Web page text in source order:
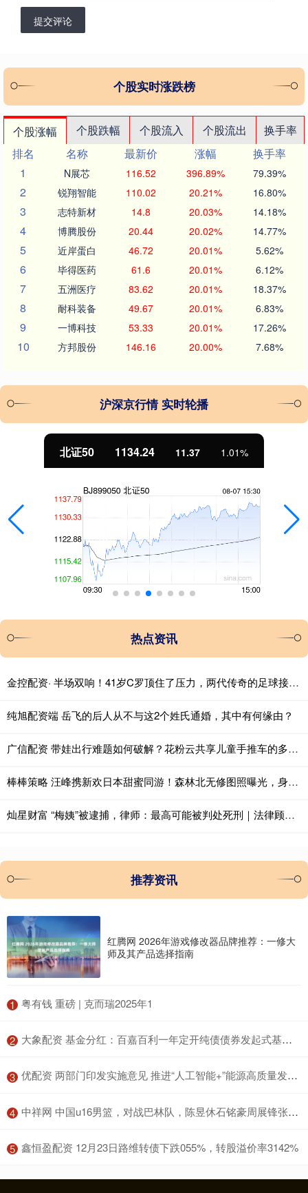
提交评论
个股实时涨跌榜
个股涨幅 个股跌幅 个股流入 个股流出
换手率
排名
名称 最新价 涨幅
换手率
1
N展芯 116.52 396.89% 79.39%
2 锐翔智能 110.02 20.21% 16.80%
3 志特新材 14.8 20.03% 14.18%
4 博腾股份 20.44 20.02% 14.77%
5 近岸蛋白 46.72 20.01% 5.62%
6 毕得医药 61.6 20.01% 6.12%
7 五洲医疗 83.62 20.01% 18.37%
8 耐科装备 49.67 20.01% 6.83%
9 一博科技 53.33 20.01% 17.26%
10 方邦股份 146.16 20.00% 7.68%
沪深京行情 实时轮播
北证50 1134.24 11.37 1.01%
热点资讯
金控配资· 半场双响！41岁C罗顶住了压力，两代传奇的足球接力，破60年纪录
纯旭配资端 岳飞的后人从不与这2个姓氏通婚，其中有何缘由？
广信配资 带娃出行难题如何破解？花粉云共享儿童手推车的多场景应用分析_服务_场所_家庭
棒棒策略 汪峰携新欢日本甜蜜同游！森林北无修图照曝光，身材比例引热议_网友_身高_cm
灿星财富 “梅姨”被逮捕，律师：最高可能被判处死刑｜法律顾问在身边
推荐资讯
红腾网 2026年游戏修改器品牌推荐：一修大
师及其产品选择指南
1 ​粤有钱 重磅 | 克而瑞2025年1
2 ​大象配资 基金分红：百嘉百利一年定开纯债债券发起式基金11月7日分红
3 ​优配资 两部门印发实施意见 推进“人工智能+”能源高质量发展 探索建立能源领域人工智能研发应用金融支撑体系
4 ​中祥网 中国u16男篮，对战巴林队，陈昱休石铭豪周展锋张淳智可评高分
5 ​鑫恒盈配资 12月23日路维转债下跌055%，转股溢价率3142%